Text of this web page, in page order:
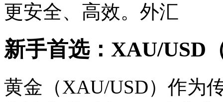
更安全、高效。外汇
新手首选：XAU/USD
黄金（XAU/USD）作为